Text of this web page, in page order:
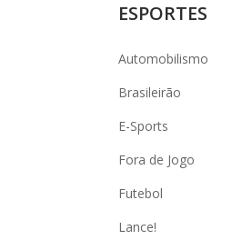
ESPORTES
Automobilismo
Brasileirão
E-Sports
Fora de Jogo
Futebol
Lance!